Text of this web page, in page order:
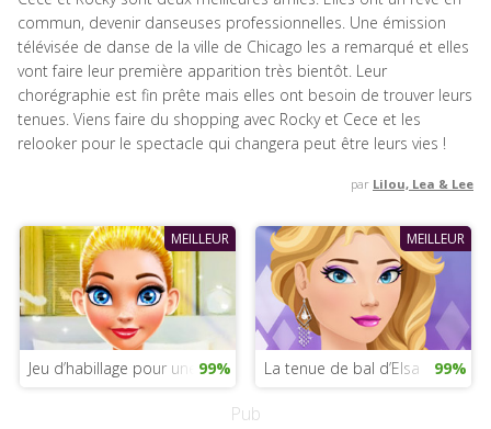
commun, devenir danseuses professionnelles. Une émission
télévisée de danse de la ville de Chicago les a remarqué et elles
vont faire leur première apparition très bientôt. Leur
chorégraphie est fin prête mais elles ont besoin de trouver leurs
tenues. Viens faire du shopping avec Rocky et Cece et les
relooker pour le spectacle qui changera peut être leurs vies !
par Lilou, Lea & Lee
MEILLEUR
Jeu d’habillage pour une soirée déguisée
99%
MEILLEUR
La tenue de bal d’Elsa 99%
Pub